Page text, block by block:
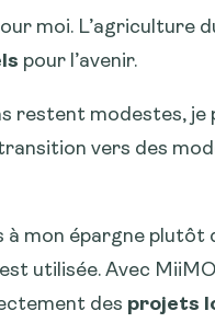
moi. L’agriculture
pour l’avenir.
restent modestes, je
vers des
mon épargne plutôt
utilisée. Avec
des projets